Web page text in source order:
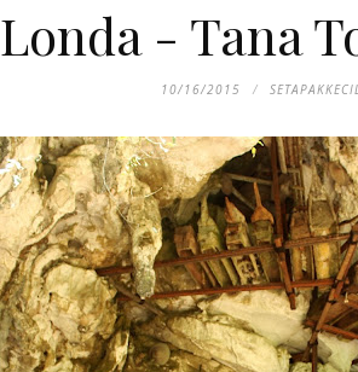
Londa - Tana
10/16/2015 SETAPAKKECIL